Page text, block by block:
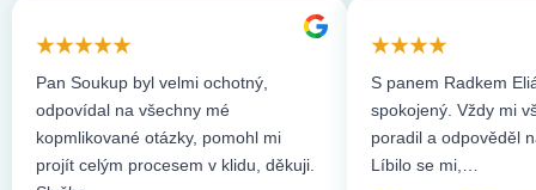
Pan Soukup byl velmi ochotný,
odpovídal na všechny mé
kopmlikované otázky, pomohl mi
projít celým procesem v klidu, děkuji.
S panem Radkem
spokojený. Vždy mi
poradil a odpověděl
Líbilo se mi,…